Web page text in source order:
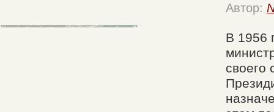
Автор:
В 1956
своего